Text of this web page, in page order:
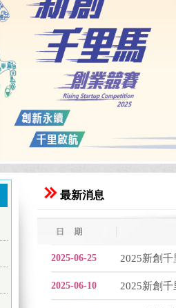
最新消息
2025-06-25 2025新創
2025-06-10 2025新創